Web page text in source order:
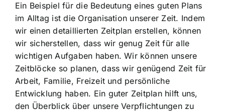
Ein Beispiel für die Bedeutung eines guten Plans
im Alltag ist die Organisation unserer Zeit. Indem
wir einen detaillierten Zeitplan erstellen, können
wir sicherstellen, dass wir genug Zeit für alle
wichtigen Aufgaben haben. Wir können unsere
Zeitblöcke so planen, dass wir genügend Zeit für
Arbeit, Familie, Freizeit und persönliche
Entwicklung haben. Ein guter Zeitplan hilft uns,
den Überblick über unsere Verpflichtungen zu